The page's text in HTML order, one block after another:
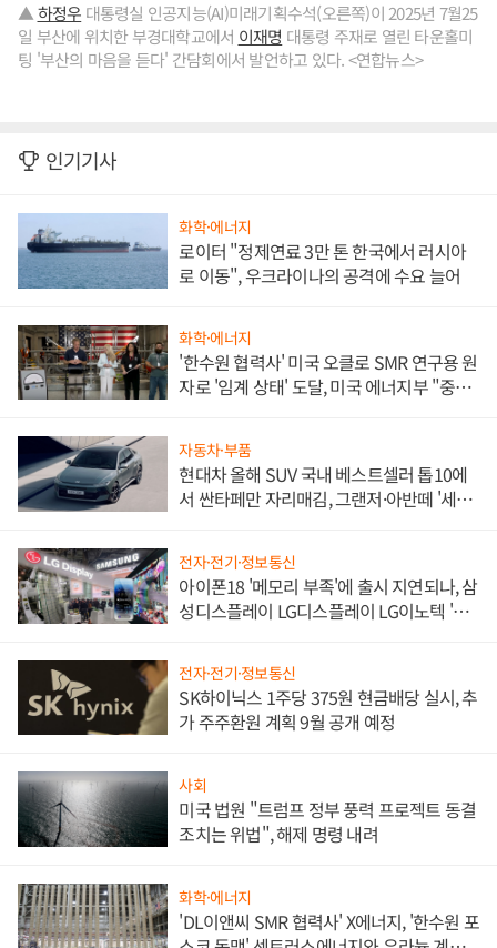
▲하정우 대통령실 인공지능(AI)미래기획수석(오른쪽)이 2025년 7월25
일 부산에 위치한 부경대학교에서 이재명 대통령 주재로 열린 타운홀미
팅 '부산의 마음을 듣다' 간담회에서 발언하고 있다. <연합뉴스>
인기기사
화학·에너지
로이터 "정제연료 3만 톤 한국에서 러시아
로 이동", 우크라이나의 공격에 수요 늘어
화학·에너지
'한수원 협력사' 미국 오클로 SMR 연구용 원
자로 '임계 상태' 도달, 미국 에너지부 "중요
자동차·부품
현대차 올해 SUV 국내 베스트셀러 톱10에
서 싼타페만 자리매김, 그랜저·아반떼 '세단
전자·전기·정보통신
아이폰18 '메모리 부족'에 출시 지연되나, 삼
성디스플레이 LG디스플레이 LG이노텍 '탈
전자·전기·정보통신
SK하이닉스 1주당 375원 현금배당 실시, 추
가 주주환원 계획 9월 공개 예정
사회
미국 법원 "트럼프 정부 풍력 프로젝트 동결
조치는 위법", 해제 명령 내려
화학·에너지
'DL이앤씨 SMR 협력사' X에너지, '한수원 포